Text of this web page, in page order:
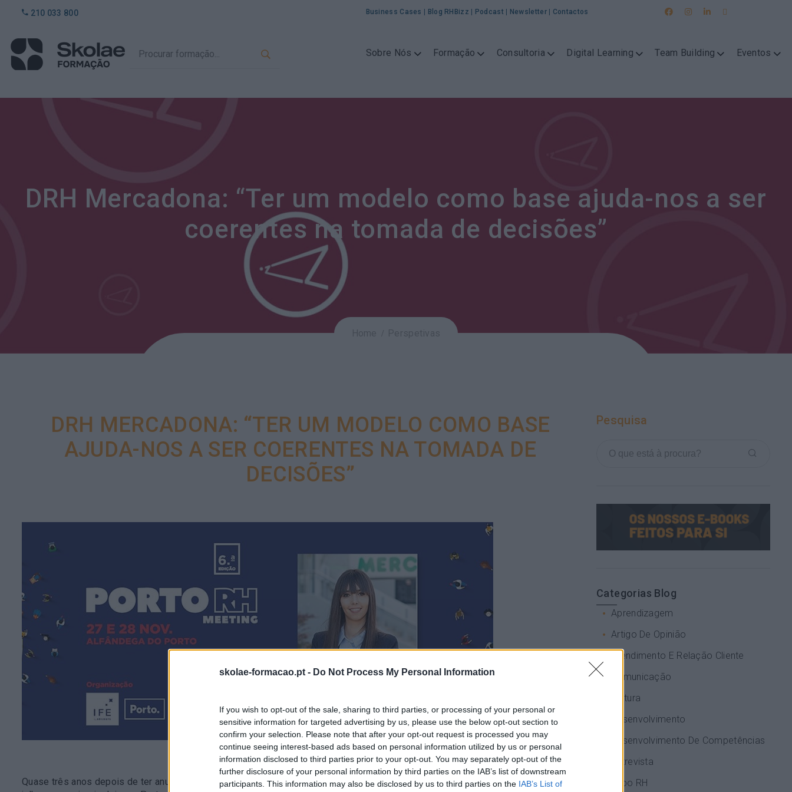
skolae-formacao.pt - Do Not Process My Personal Information
If you wish to opt-out of the sale, sharing to third parties, or processing of your personal or
sensitive information for targeted advertising by us, please use the below opt-out section to
confirm your selection. Please note that after your opt-out request is processed you may
continue seeing interest-based ads based on personal information utilized by us or personal
information disclosed to third parties prior to your opt-out. You may separately opt-out of the
further disclosure of your personal information by third parties on the IAB’s list of downstream
participants. This information may also be disclosed by us to third parties on the IAB’s List of
210 033 800 Business Cases Blog RHBizz Podcast Newsletter| Contactos
Sobre Nós Formação Consultoria Digital Learning Team Building Eventos
DRH Mercadona: “Ter um modelo como base ajuda-nos a ser
coerentes na tomada de decisões”
DRH MERCADONA: “TER UM MODELO COMO BASE
AJUDA-NOS A SER COERENTES NA TOMADA DE
DECISÕES”
Quase três anos depois de ter anunciado a internacionalização para o mercado português, a Mercadona abriu no passado mês de
Pesquisa
Categorias Blog
Aprendizagem
Artigo De Opinião
Atendimento E Relação Cliente
Comunicação
Cultura
Desenvolvimento
Desenvolvimento De Competências
Entrevista
Expo RH